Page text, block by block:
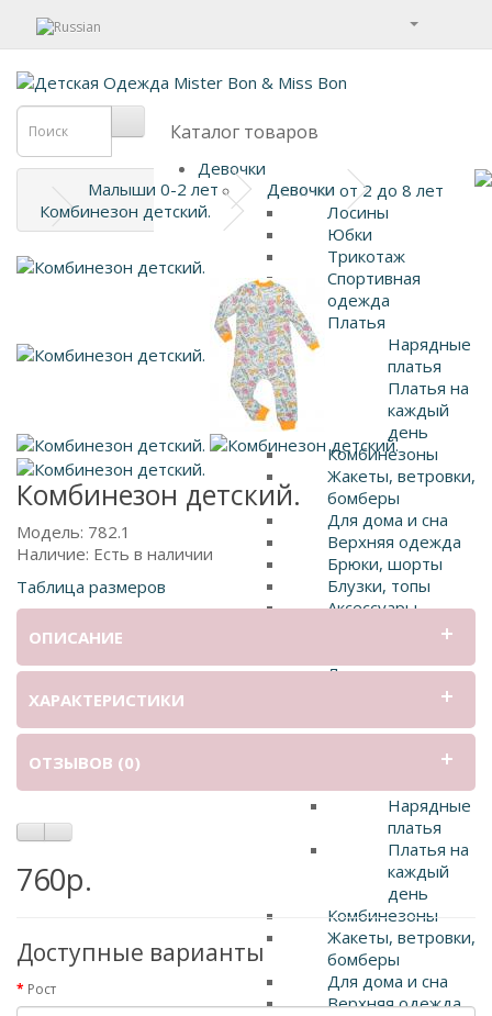
Каталог товаров
Девочки
Девочки от 2 до 8 лет
Лосины
Юбки
Трикотаж
Спортивная
одежда
Платья
Нарядные
платья
Платья на
каждый
день
Комбинезоны
Жакеты, ветровки,
бомберы
Для дома и сна
Верхняя одежда
Брюки, шорты
Блузки, топы
Аксессуары
Лосины
Спортивная
Нарядные
платья
Платья на
каждый
день
Комбинезоны
Жакеты, ветровки,
бомберы
Для дома и сна
Верхняя одежда
Малыши 0-2 лет
Девочки
Комбинезон детский.
Комбинезон детский.
Модель: 782.1
Наличие: Есть в наличии
Таблица размеров
ОПИСАНИЕ
ХАРАКТЕРИСТИКИ
ОТЗЫВОВ (0)
760р.
Доступные варианты
Рост